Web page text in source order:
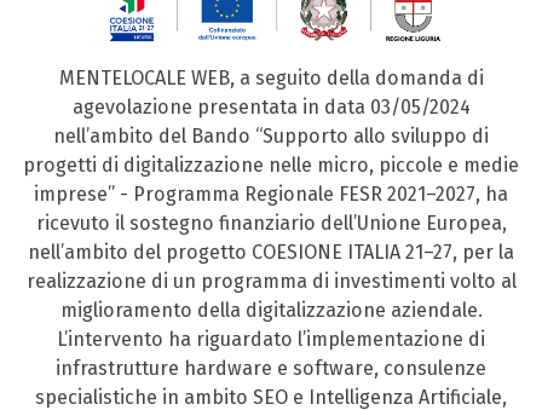
MENTELOCALE WEB, a seguito della domanda di
agevolazione presentata in data 03/05/2024
nell’ambito del Bando “Supporto allo sviluppo di
progetti di digitalizzazione nelle micro, piccole e medie
imprese” - Programma Regionale FESR 2021–2027, ha
ricevuto il sostegno finanziario dell’Unione Europea,
nell’ambito del progetto COESIONE ITALIA 21–27, per la
realizzazione di un programma di investimenti volto al
miglioramento della digitalizzazione aziendale.
L’intervento ha riguardato l’implementazione di
infrastrutture hardware e software, consulenze
specialistiche in ambito SEO e Intelligenza Artificiale,